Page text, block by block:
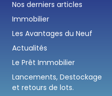
Nos derniers articles
Immobilier
Les Avantages du Neuf
Actualités
Le Prêt Immobilier
Lancements, Destockage
et retours de lots.